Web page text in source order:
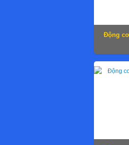
Động